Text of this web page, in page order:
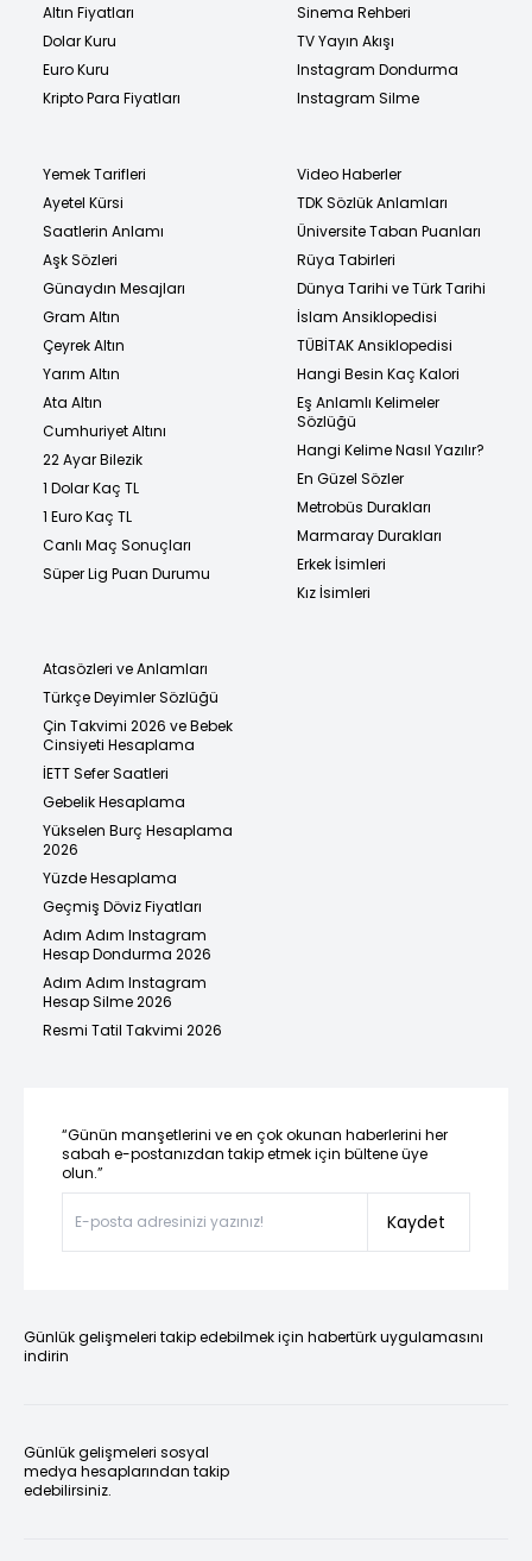
Altın Fiyatları
Dolar Kuru
Euro Kuru
Kripto Para Fiyatları
Sinema Rehberi
TV Yayın Akışı
Instagram Dondurma
Instagram Silme
Yemek Tarifleri
Ayetel Kürsi
Saatlerin Anlamı
Aşk Sözleri
Günaydın Mesajları
Gram Altın
Çeyrek Altın
Yarım Altın
Ata Altın
Cumhuriyet Altını
22 Ayar Bilezik
1 Dolar Kaç TL
1 Euro Kaç TL
Canlı Maç Sonuçları
Süper Lig Puan Durumu
Video Haberler
TDK Sözlük Anlamları
Üniversite Taban Puanları
Rüya Tabirleri
Dünya Tarihi ve Türk Tarihi
İslam Ansiklopedisi
TÜBİTAK Ansiklopedisi
Hangi Besin Kaç Kalori
Eş Anlamlı Kelimeler
Sözlüğü
Hangi Kelime Nasıl Yazılır?
En Güzel Sözler
Metrobüs Durakları
Marmaray Durakları
Erkek İsimleri
Kız İsimleri
Atasözleri ve Anlamları
Türkçe Deyimler Sözlüğü
Çin Takvimi 2026 ve Bebek
Cinsiyeti Hesaplama
İETT Sefer Saatleri
Gebelik Hesaplama
Yükselen Burç Hesaplama
2026
Yüzde Hesaplama
Geçmiş Döviz Fiyatları
Adım Adım Instagram
Hesap Dondurma 2026
Adım Adım Instagram
Hesap Silme 2026
Resmi Tatil Takvimi 2026
“Günün manşetlerini ve en çok okunan haberlerini her
sabah e-postanızdan takip etmek için bültene üye
olun.”
Kaydet
Günlük gelişmeleri takip edebilmek için habertürk uygulamasını
indirin
Günlük gelişmeleri sosyal
medya hesaplarından takip
edebilirsiniz.